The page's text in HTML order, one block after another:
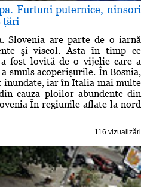
Furtuni puternice, ninsori
ţări
Slovenia are parte de o iarnă
şi viscol. Asta în timp ce
fost lovită de o vijelie care a
smuls acoperişurile. În Bosnia,
iar în Italia mai multe
cauza ploilor abundente din
În regiunile aflate la nord
116 vizualizări